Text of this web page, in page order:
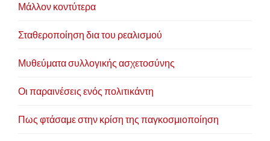
Μάλλον κοντύτερα
Σταθεροποίηση δια του ρεαλισμού
Μυθεύματα συλλογικής ασχετοσύνης
Οι παραινέσεις ενός πολιτικάντη
Πως φτάσαμε στην κρίση της παγκοσμιοποίηση